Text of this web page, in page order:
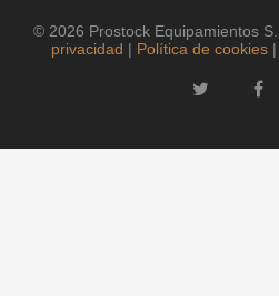
© 2026 Prostock Equipamientos
privacidad | Política de cookies|